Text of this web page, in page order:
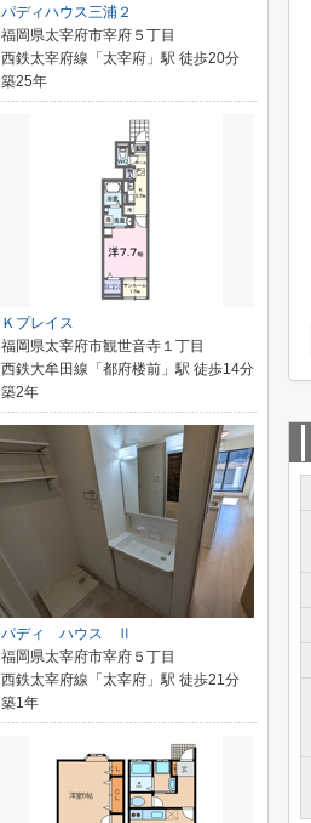
パディハウス三浦２
福岡県太宰府市宰府５丁目
西鉄太宰府線「太宰府」駅 徒歩20分
築25年
Ｋプレイス
福岡県太宰府市観世音寺１丁目
西鉄大牟田線「都府楼前」駅 徒歩14分
築2年
パディ ハウス Ⅱ
福岡県太宰府市宰府５丁目
西鉄太宰府線「太宰府」駅 徒歩21分
築1年